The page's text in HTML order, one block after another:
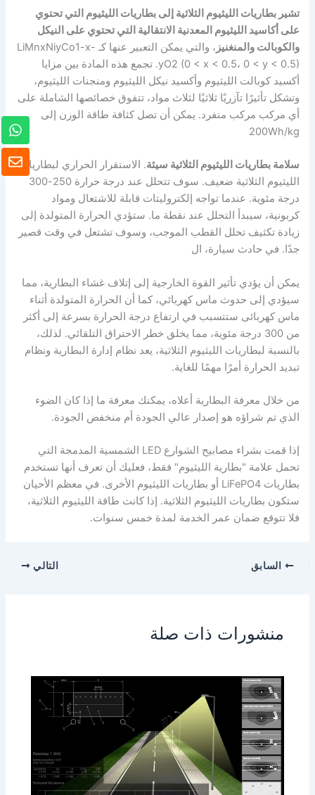
تشير بطاريات الليثيوم الثلاثية إلى بطاريات الليثيوم التي تحتوي
على أكاسيد الليثيوم المعدنية الانتقالية التي تحتوي على النيكل
والكوبالت والمنغنيز
، والتي يمكن التعبير عنها كـ LiMnxNiyCo1-x-
yO2 (0 < x < 0.5، 0 < y < 0.5). تجمع هذه المادة بين مزايا
أكسيد كوبالت الليثيوم وأكسيد نيكل الليثيوم ومنجنات الليثيوم،
وتشكل تأثيرًا تآزريًا ثلاثيًا لثلاث مواد، تتفوق خصائصها الشاملة على
أي مركب مركب منفرد. يمكن أن تصل كثافة طاقة الوزن إلى
200Wh/kg
سلامة بطاريات الليثيوم الثلاثية سيئة. الاستقرار الحراري لبطاريات
الليثيوم الثلاثية ضعيف. سوف تتحلل عند درجة حرارة 250-300
درجة مئوية. عندما تواجه إلكتروليتات قابلة للاشتعال ومواد
كربونية، سيبدأ التحلل عند نقطة ما. ستؤدي الحرارة المتولدة إلى
زيادة تكثيف تحلل القطب الموجب، وسوف تشتعل في وقت قصير
جدًا. في حادث سيارة، ال
يمكن أن يؤدي تأثير القوة الخارجية إلى إتلاف غشاء البطارية، مما
سيؤدي إلى حدوث ماس كهربائي، كما أن الحرارة المتولدة أثناء
ماس كهربائى ستتسبب في ارتفاع درجة الحرارة بسرعة إلى أكثر
من 300 درجة مئوية، مما يخلق خطر الاحتراق التلقائي. لذلك،
بالنسبة لبطاريات الليثيوم الثلاثية، يعد نظام إدارة البطارية ونظام
تبديد الحرارة أمرًا مهمًا للغاية.
من خلال معرفة البطارية أعلاه، يمكنك معرفة ما إذا كان الضوء
الذي تم شراؤه هو إصدار عالي الجودة أم منخفض الجودة.
إذا قمت بشراء مصابيح الشوارع LED الشمسية المدمجة التي
تحمل علامة "بطارية الليثيوم" فقط، فعليك أن تعرف أنها تستخدم
بطاريات LiFePO4 أو بطاريات الليثيوم الأخرى. في معظم الأحيان
ستكون بطاريات الليثيوم الثلاثية. إذا كانت طاقة الليثيوم الثلاثية،
فلا تتوقع ضمان عمر الخدمة لمدة خمس سنوات.
السابق التالي
منشورات ذات صلة
ظ
ر
و
ا
ت
س
ا